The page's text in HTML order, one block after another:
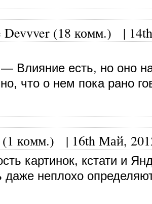
Devvver (18 комм.) |
Влияние есть, но оно
что о нем пока рано
(1 комм.) | 16th Май,
картинок, кстати и
даже неплохо